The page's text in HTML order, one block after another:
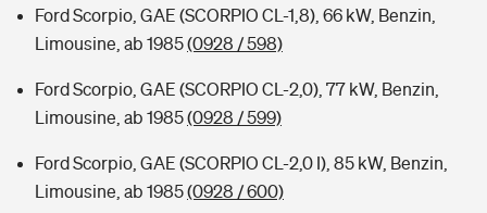
Sie haben Fragen?
Ford Scorpio, GAE (SCORPIO CL-1,8), 66 kW, Benzin,
Limousine, ab 1985(0928 / 598)
Ford Scorpio, GAE (SCORPIO CL-2,0), 77 kW, Benzin,
Limousine, ab 1985(0928 / 599)
Ford Scorpio, GAE (SCORPIO CL-2,0 I), 85 kW, Benzin,
Limousine, ab 1985(0928 / 600)